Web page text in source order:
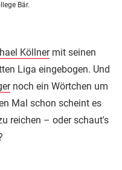
Bär.
Köllnermit seinen
Liga eingebogen. Und
noch ein Wörtchen um
Mal schon scheint es
reichen – oder schaut's